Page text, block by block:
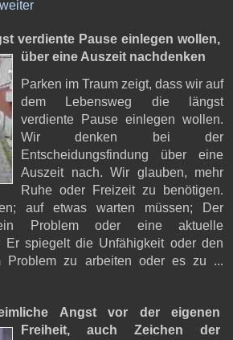
weiter
verdiente Pause einlegen wollen,
über eine Auszeit nachdenken
Parken im Traum zeigt, dass wir auf
dem Lebensweg die längst
verdiente Pause einlegen wollen.
Wir denken bei der
Entscheidungsfindung über eine
Auszeit nach. Wir glauben, mehr
Ruhe oder Freizeit zu benötigen.
auf etwas warten müssen; Der
Problem oder eine aktuelle
Er spiegelt die Unfähigkeit oder den
Problem zu arbeiten oder es zu ...
Angst vor der eigenen
Freiheit, auch Zeichen der